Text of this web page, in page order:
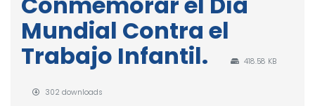
Mundial Contra el
Trabajo Infantil.
418.58 KB
302 downloads